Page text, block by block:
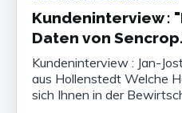
Kundeninterview :
Daten von
Kundeninterview : Jan-
aus Hollenstedt Welche Herausforderungen stellen
sich Ihnen in der